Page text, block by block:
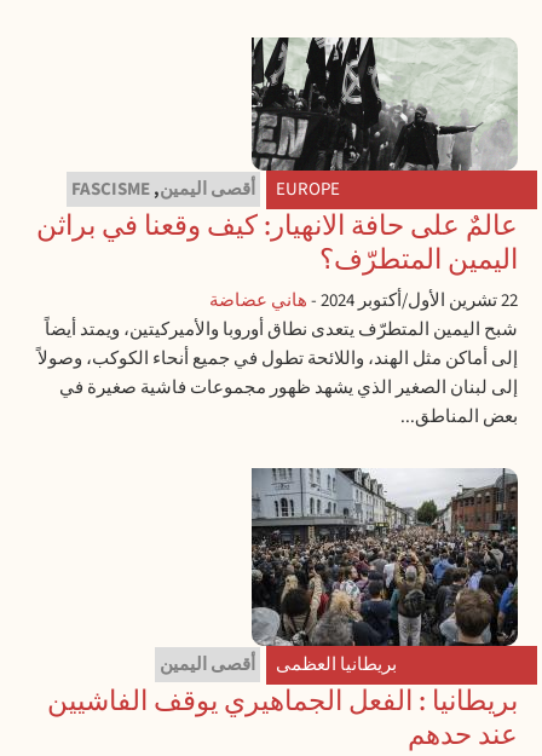
EUROPE أقصى اليمين,
FASCISME
عالمٌ على حافة الانهيار: كيف وقعنا في براثن
اليمين المتطرّف؟
22 تشرين الأول/أكتوبر 2024 -هاني عضاضة
شبح اليمين المتطرّف يتعدى نطاق أوروبا والأميركيتين، ويمتد أيضاً
إلى أماكن مثل الهند، واللائحة تطول في جميع أنحاء الكوكب، وصولاً
إلى لبنان الصغير الذي يشهد ظهور مجموعات فاشية صغيرة في
بعض المناطق...
بريطانيا العظمى أقصى اليمين
بريطانيا : الفعل الجماهيري يوقف الفاشيين
عند حدهم